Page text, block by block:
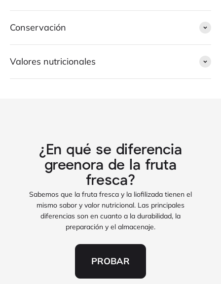
Conservación
Valores nutricionales
¿En qué se diferencia
greenora de la fruta
fresca?
Sabemos que la fruta fresca y la liofilizada tienen el
mismo sabor y valor nutricional. Las principales
diferencias son en cuanto a la durabilidad, la
preparación y el almacenaje.
PROBAR